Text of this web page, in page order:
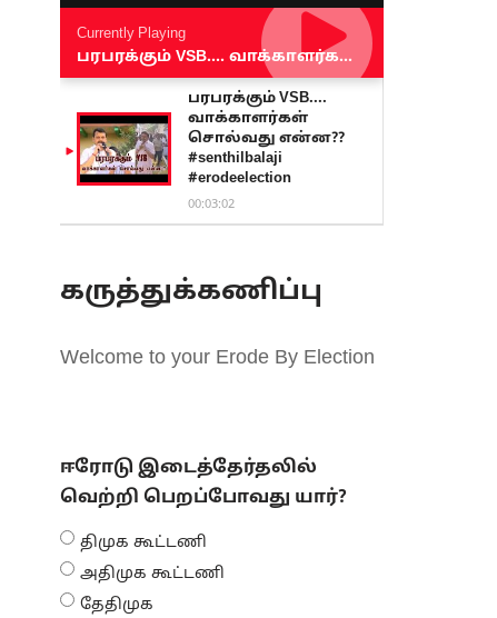
Currently Playing
பரபரக்கும் VSB.... வாக்காளர்கள் சொல்வது என்ன?? #senthilbalaji #erodeelection
பரபரக்கும் VSB....
வாக்காளர்கள்
சொல்வது என்ன??
#senthilbalaji
#erodeelection
00:03:02
கருத்துக்கணிப்பு
Welcome to your Erode By Election
ஈரோடு இடைத்தேர்தலில்
வெற்றி பெறப்போவது யார்?
திமுக கூட்டணி
அதிமுக கூட்டணி
தேதிமுக